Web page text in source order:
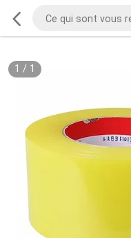
1 / 1